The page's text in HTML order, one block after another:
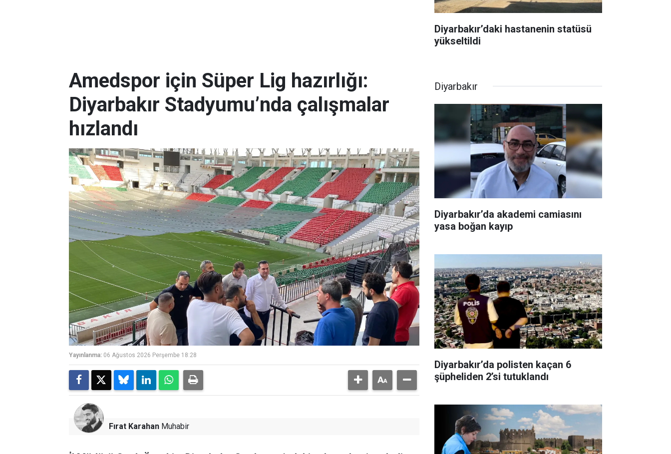
Diyarbakır’daki hastanenin statüsü
yükseltildi
Amedspor için Süper Lig hazırlığı:
Diyarbakır Stadyumu’nda çalışmalar
hızlandı
Yayınlanma: 06 Ağustos 2026 Perşembe 18:28
Fırat Karahan Muhabir
Diyarbakır
Diyarbakır’da akademi camiasını
yasa boğan kayıp
Diyarbakır’da polisten kaçan 6
şüpheliden 2’si tutuklandı